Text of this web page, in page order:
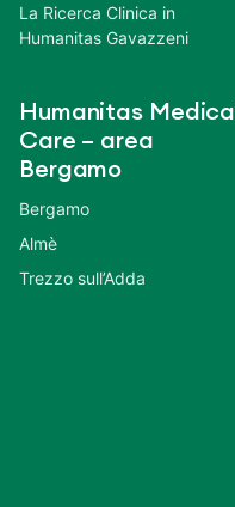
La Ricerca Clinica in
Humanitas Gavazzeni
Humanitas Medical
Care – area
Bergamo
Bergamo
Almè
Trezzo sull’Adda